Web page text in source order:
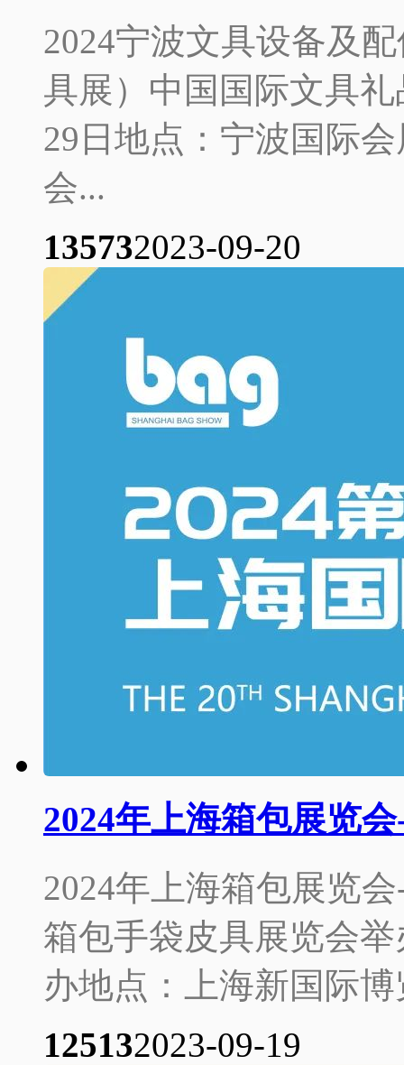
2024宁波文具设备及
具展）中国国际文具
29日地点：宁波国际
会...
135732023-09-20
2024年上海箱包展览
2024年上海箱包展览
箱包手袋皮具展览会
办地点：上海新国际
125132023-09-19